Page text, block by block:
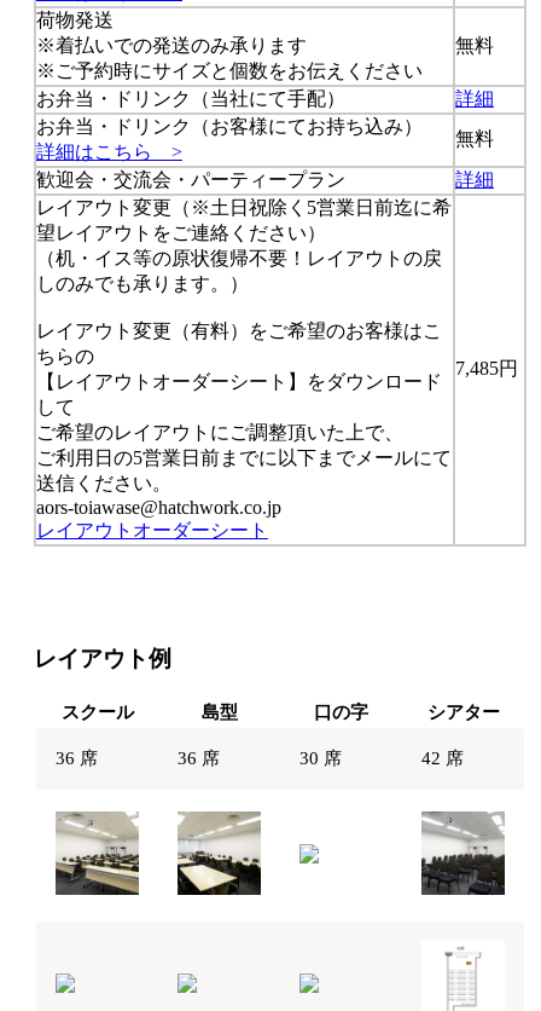
荷物発送
※着払いでの発送のみ承ります
※ご予約時にサイズと個数をお伝えください
無料
お弁当・ドリンク（当社にて手配）
詳細
お弁当・ドリンク（お客様にてお持ち込み）
詳細はこちら >
無料
歓迎会・交流会・パーティープラン
詳細
レイアウト変更（※土日祝除く5営業日前迄に希
望レイアウトをご連絡ください）
（机・イス等の原状復帰不要！レイアウトの戻
しのみでも承ります。）
レイアウト変更（有料）をご希望のお客様はこ
ちらの
【レイアウトオーダーシート】をダウンロード
して
ご希望のレイアウトにご調整頂いた上で、
ご利用日の5営業日前までに以下までメールにて
送信ください。
aors-toiawase@hatchwork.co.jp
レイアウトオーダーシート
7,485円
レイアウト例
スクール 島型 口の字 シアター
36 席 36 席 30 席 42 席